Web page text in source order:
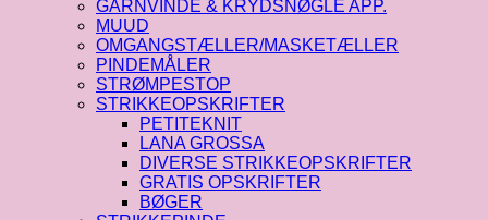
GARNVINDE & KRYDSNØGLE APP.
MUUD
OMGANGSTÆLLER/MASKETÆLLER
PINDEMÅLER
STRØMPESTOP
STRIKKEOPSKRIFTER
PETITEKNIT
LANA GROSSA
DIVERSE STRIKKEOPSKRIFTER
GRATIS OPSKRIFTER
BØGER